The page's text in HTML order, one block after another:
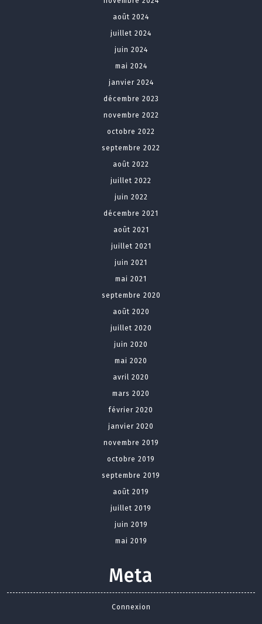
août 2024
juillet 2024
juin 2024
mai 2024
janvier 2024
décembre 2023
novembre 2022
octobre 2022
septembre 2022
août 2022
juillet 2022
juin 2022
décembre 2021
août 2021
juillet 2021
juin 2021
mai 2021
septembre 2020
août 2020
juillet 2020
juin 2020
mai 2020
avril 2020
mars 2020
février 2020
janvier 2020
novembre 2019
octobre 2019
septembre 2019
août 2019
juillet 2019
juin 2019
mai 2019
Meta
Connexion